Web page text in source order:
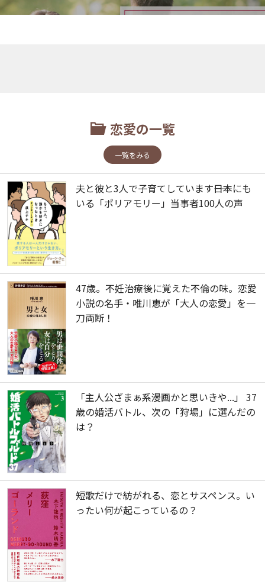
恋愛の一覧
一覧をみる
夫と彼と3人で子育てしています――日本にも
いる「ポリアモリー」当事者100人の声
47歳。不妊治療後に覚えた不倫の味。恋愛
小説の名手・唯川恵が「大人の恋愛」を一
刀両断！
「主人公ざまぁ系漫画かと思いきや...」 37
歳の婚活バトル、次の「狩場」に選んだの
は？
短歌だけで紡がれる、恋とサスペンス。い
ったい何が起こっているの？